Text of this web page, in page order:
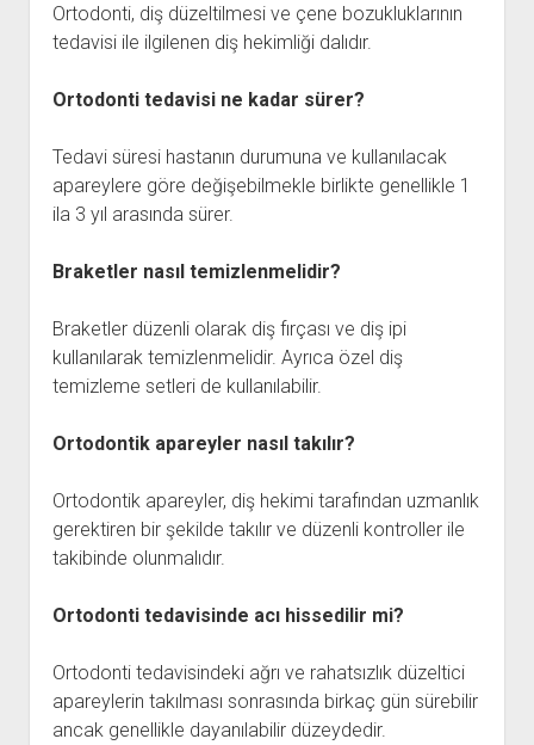
Ortodonti, diş düzeltilmesi ve çene bozukluklarının
tedavisi ile ilgilenen diş hekimliği dalıdır.
Ortodonti tedavisi ne kadar sürer?
Tedavi süresi hastanın durumuna ve kullanılacak
apareylere göre değişebilmekle birlikte genellikle 1
ila 3 yıl arasında sürer.
Braketler nasıl temizlenmelidir?
Braketler düzenli olarak diş fırçası ve diş ipi
kullanılarak temizlenmelidir. Ayrıca özel diş
temizleme setleri de kullanılabilir.
Ortodontik apareyler nasıl takılır?
Ortodontik apareyler, diş hekimi tarafından uzmanlık
gerektiren bir şekilde takılır ve düzenli kontroller ile
takibinde olunmalıdır.
Ortodonti tedavisinde acı hissedilir mi?
Ortodonti tedavisindeki ağrı ve rahatsızlık düzeltici
apareylerin takılması sonrasında birkaç gün sürebilir
ancak genellikle dayanılabilir düzeydedir.